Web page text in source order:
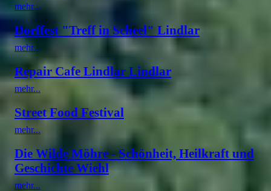
mehr...
Dorffest "Treff in Scheel" Lindlar
mehr...
Repair Cafe Lindlar Lindlar
mehr...
Street Food Festival
mehr...
Die Wilde Möhre - Schönheit, Heilkraft und
Geschichte Wiehl
mehr...